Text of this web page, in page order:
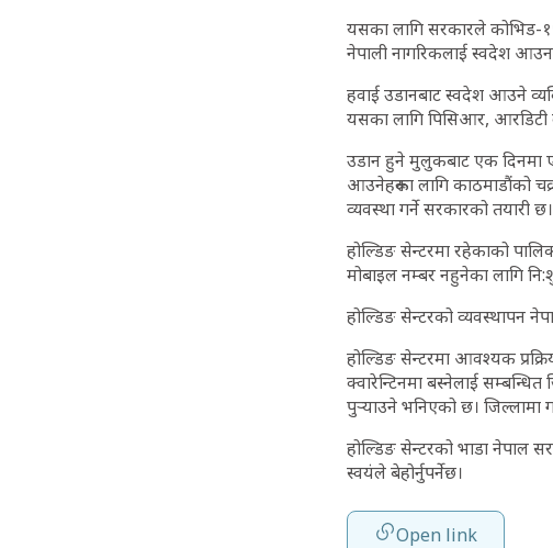
यसका लागि सरकारले कोभिड-
नेपाली नागरिकलाई स्वदेश
हवाई उडानबाट स्वदेश आउने
यसका लागि पिसिआर, आरडिटी
उडान हुने मुलुकबाट एक दिनमा
आउनेहरूका लागि काठमाडौंको
व्यवस्था गर्ने सरकारको तयारी छ।
होल्डिङ सेन्टरमा रहेकाको
मोबाइल नम्बर नहुनेका लागि
होल्डिङ सेन्टरको व्यवस्थापन
होल्डिङ सेन्टरमा आवश्यक
क्वारेन्टिनमा बस्नेलाई
पुर्‍याउने भनिएको छ। जिल्लामा
होल्डिङ सेन्टरको भाडा नेपाल
स्वयंले बेहोर्नुपर्नेछ।
Open link